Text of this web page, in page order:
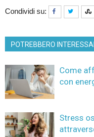
Condividi su:
POTREBBERO
Come
con
Stress